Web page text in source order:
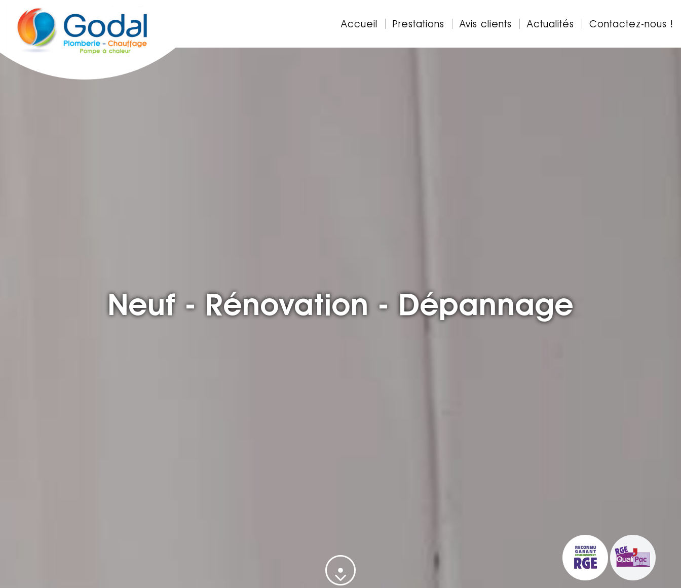
Accueil Prestations Avis clients Actualités Contactez-nous !
Neuf - Rénovation - Dépannage